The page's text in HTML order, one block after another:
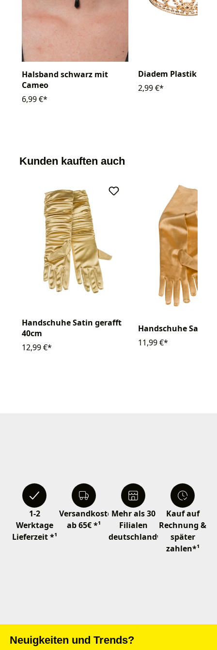
Halsband schwarz mit
Cameo
6,99 €*
Diadem Plastik
2,99 €*
Kunden kauften auch
Handschuhe Satin gerafft
40cm
12,99 €*
Handschuhe Satin
11,99 €*
1-2
Werktage
Lieferzeit *¹
Versandkostenfrei
ab 65€ *¹
Mehr als 30
Filialen
deutschlandweit
Kauf auf
Rechnung &
später
zahlen*¹
Neuigkeiten und Trends?